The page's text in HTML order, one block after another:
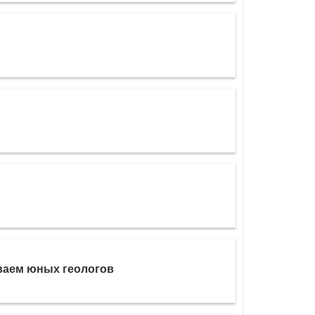
юных геологов